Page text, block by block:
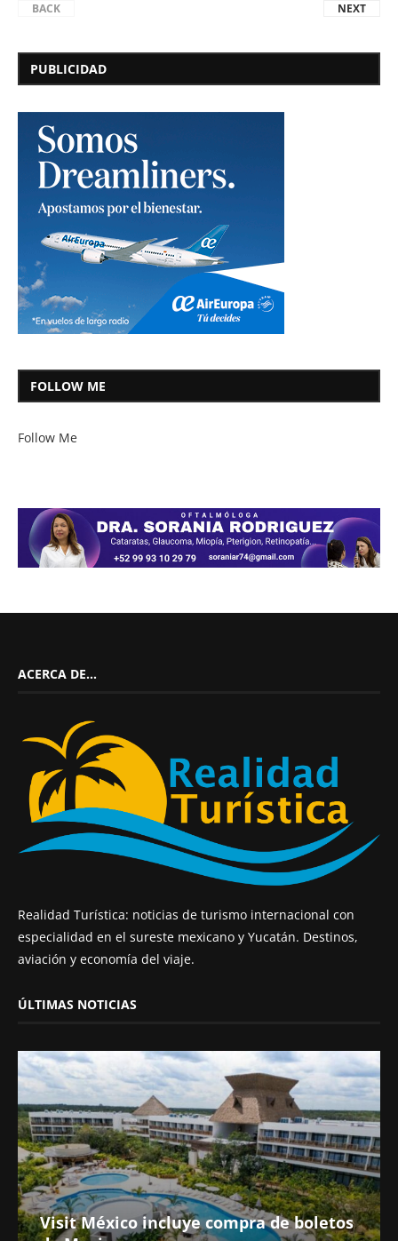
BACK NEXT
PUBLICIDAD
FOLLOW ME
Follow Me
ACERCA DE…
Realidad Turística: noticias de turismo internacional con
especialidad en el sureste mexicano y Yucatán. Destinos,
aviación y economía del viaje.
ÚLTIMAS NOTICIAS
Visit México incluye compra de boletos